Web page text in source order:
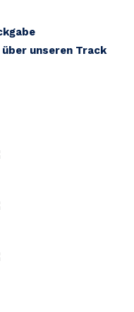
unseren Track